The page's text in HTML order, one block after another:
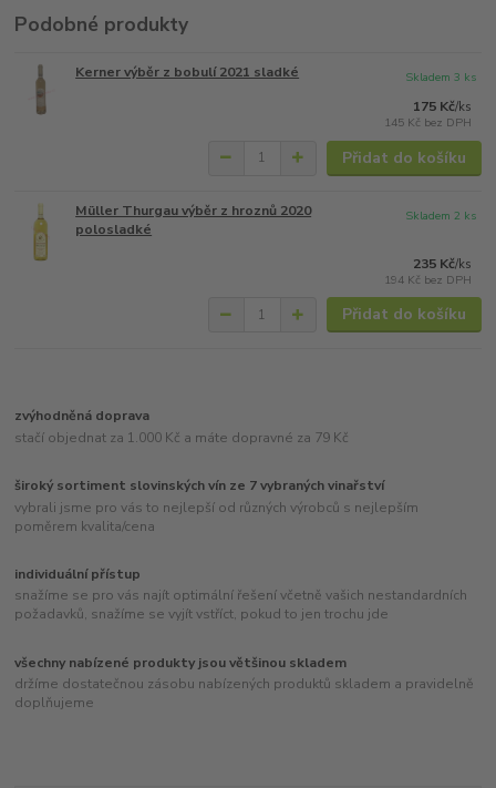
Podobné produkty
Kerner výběr z bobulí 2021 sladké
175 Kč/ks
145 Kč bez DPH
Skladem 3 ks
Přidat do košíku
Müller Thurgau výběr z hroznů 2020
polosladké
235 Kč/ks
194 Kč bez DPH
Skladem 2 ks
Přidat do košíku
zvýhodněná doprava
stačí objednat za 1.000 Kč a máte dopravné za 79 Kč
široký sortiment slovinských vín ze 7 vybraných vinařství
vybrali jsme pro vás to nejlepší od různých výrobců s nejlepším
poměrem kvalita/cena
individuální přístup
snažíme se pro vás najít optimální řešení včetně vašich nestandardních
požadavků, snažíme se vyjít vstříct, pokud to jen trochu jde
všechny nabízené produkty jsou většinou skladem
držíme dostatečnou zásobu nabízených produktů skladem a pravidelně
doplňujeme